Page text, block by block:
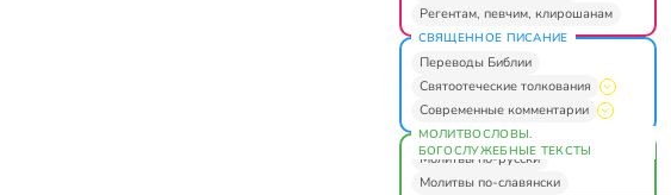
Регентам, певчим, клирошанам
СВЯЩЕННОЕ ПИСАНИЕ
Переводы Библии
Святоотеческие толкования
Современные комментарии
МОЛИТВОСЛОВЫ.
БОГОСЛУЖЕБНЫЕ ТЕКСТЫ
Молитвы по-русски
Молитвы по-славянски